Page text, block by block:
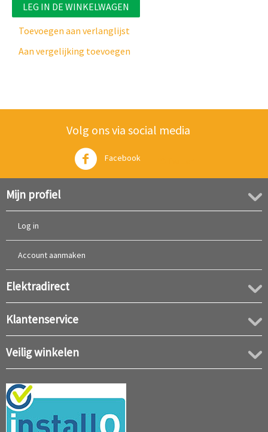
LEG IN DE WINKELWAGEN
Toevoegen aan verlanglijst
Aan vergelijking toevoegen
Volg ons via social media
Facebook
Mijn profiel
Log in
Account aanmaken
Elektradirect
Klantenservice
Veilig winkelen